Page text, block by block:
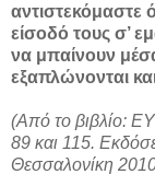
αντιστεκόμαστε
είσοδό τους σ’
να μπαίνουν
εξαπλώνονται
(Από το βιβλίο:
89 και 115.
Θεσσαλονίκη